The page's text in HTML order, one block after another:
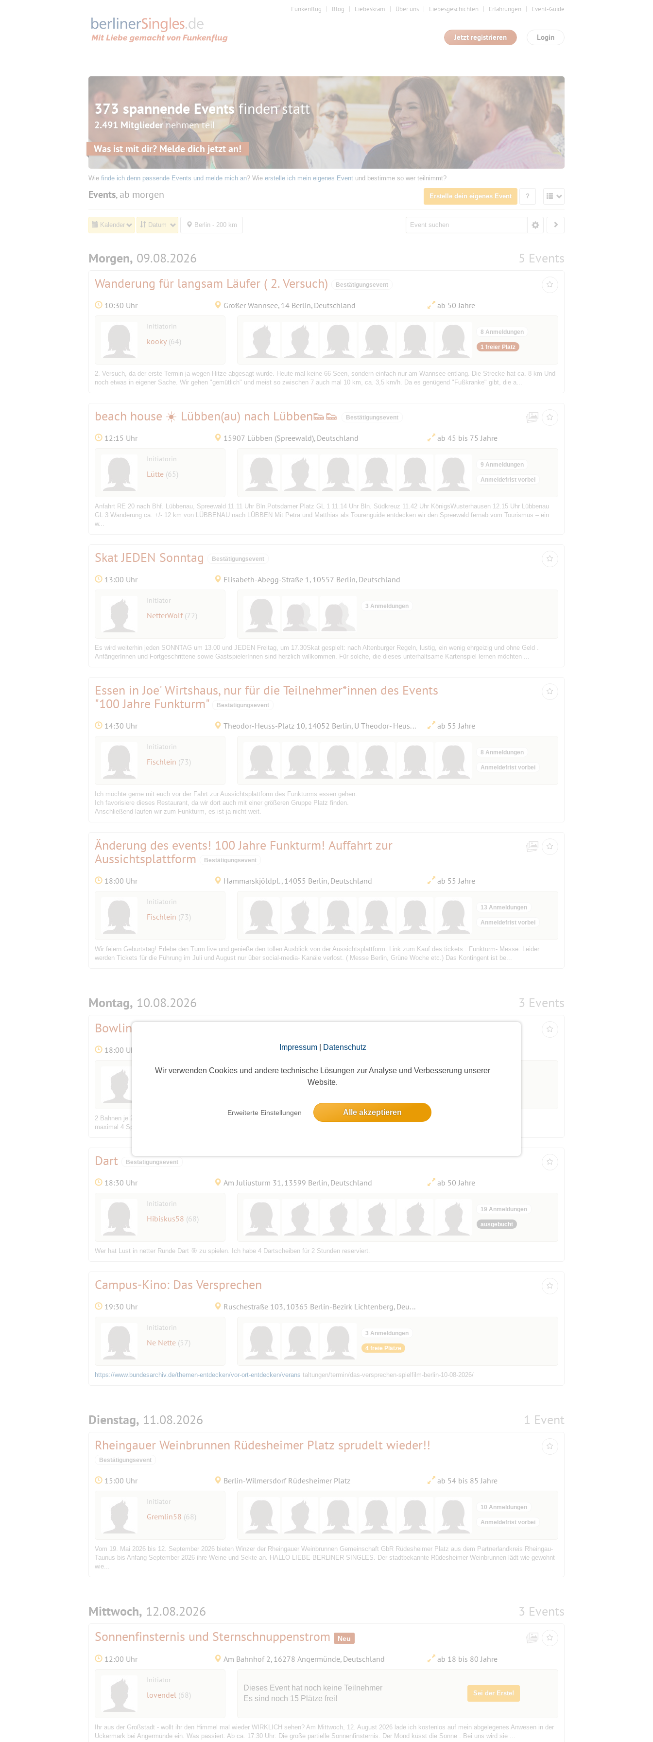
Impressum| Datenschutz
Wir verwenden Cookies und andere technische Lösungen zur Analyse und Verbesserung unserer
Website.
Erweiterte Einstellungen Alle akzeptieren
Funkenflug Blog Liebeskram Über uns Liebesgeschichten Erfahrungen Event-Guide
Login
Jetzt registrieren
373 spannende Eventsfinden statt
2.491 Mitgliedernehmen teil
Was ist mit dir? Melde dich jetzt an!
Wie finde ich denn passende Events und melde mich an? Wie erstelle ich mein eigenes Event und bestimme so wer teilnimmt?
Events, ab morgen Erstelle dein eigenes Event ?
Kalender Datum Berlin - 200 km
Morgen, 09.08.2026
5 Events
Wanderung für langsam Läufer ( 2. Versuch)
Bestätigungsevent
10:30 Uhr Großer Wannsee, 14 Berlin, Deutschland ab 50 Jahre
Initiatorin
kooky (64)
8 Anmeldungen
1 freier Platz
2. Versuch, da der erste Termin ja wegen Hitze abgesagt wurde. Heute mal keine 66 Seen, sondern einfach nur am Wannsee entlang. Die Strecke hat ca. 8 km Und
noch etwas in eigener Sache. Wir gehen "gemütlich" und meist so zwischen 7 auch mal 10 km, ca. 3,5 km/h. Da es genügend "Fußkranke" gibt, die a...
beach house ☀️ Lübben(au) nach Lübben👟👟 Bestätigungsevent
12:15 Uhr 15907 Lübben (Spreewald), Deutschland ab 45 bis 75 Jahre
Initiatorin
Lütte (65)
9 Anmeldungen
Anmeldefrist vorbei
Anfahrt RE 20 nach Bhf. Lübbenau, Spreewald 11.11 Uhr Bln.Potsdamer Platz GL 1 11.14 Uhr Bln. Südkreuz 11.42 Uhr KönigsWusterhausen 12.15 Uhr Lübbenau
GL 3 Wanderung ca. +/- 12 km von LÜBBENAU nach LÜBBEN Mit Petra und Matthias als Tourenguide entdecken wir den Spreewald fernab vom Tourismus – ein
w...
Skat JEDEN Sonntag Bestätigungsevent
13:00 Uhr Elisabeth-Abegg-Straße 1, 10557 Berlin, Deutschland
Initiator
NetterWolf (72)
3 Anmeldungen
Es wird weiterhin jeden SONNTAG um 13.00 und JEDEN Freitag, um 17.30Skat gespielt: nach Altenburger Regeln, lustig, ein wenig ehrgeizig und ohne Geld .
AnfängerInnen und Fortgeschrittene sowie GastspielerInnen sind herzlich willkommen. Für solche, die dieses unterhaltsame Kartenspiel lernen möchten ...
Essen in Joe' Wirtshaus, nur für die Teilnehmer*innen des Events
"100 Jahre Funkturm"
Bestätigungsevent
14:30 Uhr Theodor-Heuss-Platz 10, 14052 Berlin, U Theodor- Heuss -Platz ab 55 Jahre
Initiatorin
Fischlein (73)
8 Anmeldungen
Anmeldefrist vorbei
Ich möchte gerne mit euch vor der Fahrt zur Aussichtsplattform des Funkturms essen gehen.
Ich favorisiere dieses Restaurant, da wir dort auch mit einer größeren Gruppe Platz finden.
Anschließend laufen wir zum Funkturm, es ist ja nicht weit.
Änderung des events! 100 Jahre Funkturm! Auffahrt zur
Aussichtsplattform
Bestätigungsevent
18:00 Uhr Hammarskjöldpl., 14055 Berlin, Deutschland ab 55 Jahre
Initiatorin
Fischlein (73)
13 Anmeldungen
Anmeldefrist vorbei
Wir feiern Geburtstag! Erlebe den Turm live und genieße den tollen Ausblick von der Aussichtsplattform. Link zum Kauf des tickets : Funkturm- Messe. Leider
werden Tickets für die Führung im Juli und August nur über social-media- Kanäle verlost. ( Messe Berlin, Grüne Woche etc.) Das Kontingent ist be...
Montag, 10.08.2026
3 Events
Bowling am Montag
18:00 Uhr
Initiator
2 Bahnen je 2 Stunden
maximal 4 Spieler je Bahn
Dart Bestätigungsevent
18:30 Uhr Am Juliusturm 31, 13599 Berlin, Deutschland ab 50 Jahre
Initiatorin
Hibiskus58 (68)
19 Anmeldungen
ausgebucht
Wer hat Lust in netter Runde Dart 🎯 zu spielen. Ich habe 4 Dartscheiben für 2 Stunden reserviert.
Campus-Kino: Das Versprechen
19:30 Uhr Ruschestraße 103, 10365 Berlin-Bezirk Lichtenberg, Deutschland
Initiatorin
Ne Nette (57)
3 Anmeldungen
4 freie Plätze
https://www.bundesarchiv.de/themen-entdecken/vor-ort-entdecken/verans taltungen/termin/das-versprechen-spielfilm-berlin-10-08-2026/
Dienstag, 11.08.2026
1 Event
Rheingauer Weinbrunnen Rüdesheimer Platz sprudelt wieder!!
Bestätigungsevent
15:00 Uhr Berlin-Wilmersdorf Rüdesheimer Platz ab 54 bis 85 Jahre
Initiator
Gremlin58 (68)
10 Anmeldungen
Anmeldefrist vorbei
Vom 19. Mai 2026 bis 12. September 2026 bieten Winzer der Rheingauer Weinbrunnen Gemeinschaft GbR Rüdesheimer Platz aus dem Partnerlandkreis Rheingau-
Taunus bis Anfang September 2026 ihre Weine und Sekte an. HALLO LIEBE BERLINER SINGLES. Der stadtbekannte Rüdesheimer Weinbrunnen lädt wie gewohnt
wie...
Mittwoch, 12.08.2026
3 Events
Sonnenfinsternis und Sternschnuppenstrom
Neu
12:00 Uhr Am Bahnhof 2, 16278 Angermünde, Deutschland ab 18 bis 80 Jahre
Initiator
lovendel (68)
Dieses Event hat noch keine Teilnehmer
Es sind noch 15 Plätze frei!
Sei der Erste!
Ihr aus der Großstadt - wollt ihr den Himmel mal wieder WIRKLICH sehen? Am Mittwoch, 12. August 2026 lade ich kostenlos auf mein abgelegenes Anwesen in der
Uckermark bei Angermünde ein. Was passiert: Ab ca. 17:30 Uhr: Die große partielle Sonnenfinsternis. Der Mond küsst die Sonne . Bei uns wird sie ...